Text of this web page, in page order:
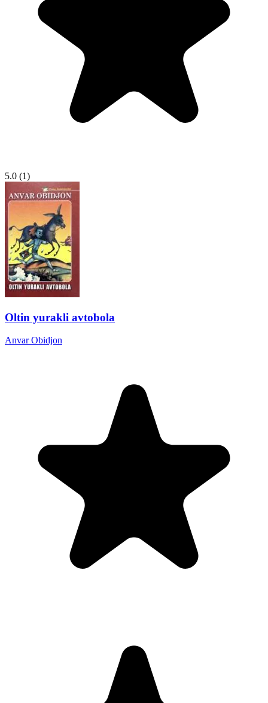
5.0 (1)
Oltin yurakli avtobola
Anvar Obidjon